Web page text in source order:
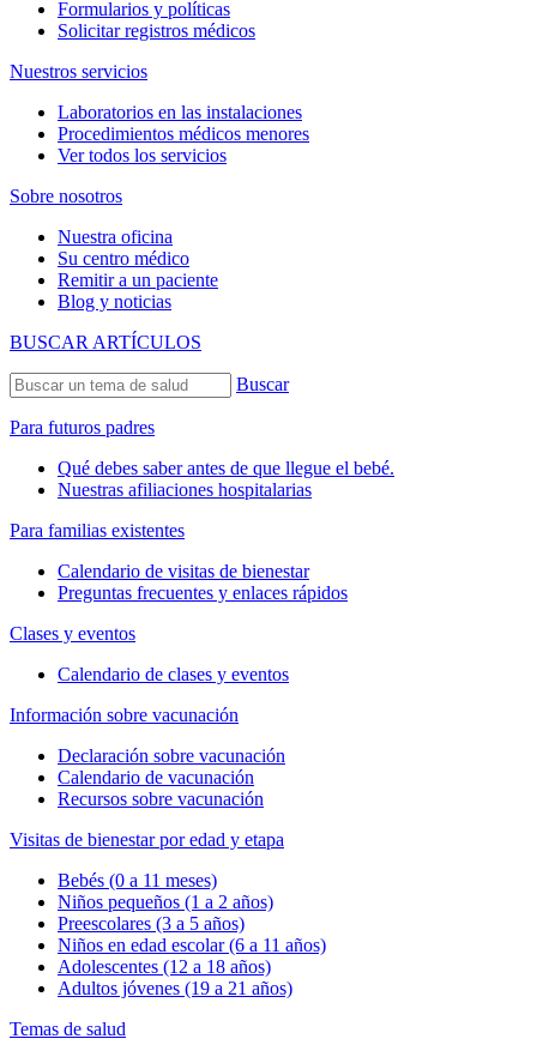
Formularios y políticas
Solicitar registros médicos
Nuestros servicios
Laboratorios en las instalaciones
Procedimientos médicos menores
Ver todos los servicios
Sobre nosotros
Nuestra oficina
Su centro médico
Remitir a un paciente
Blog y noticias
BUSCAR ARTÍCULOS
Buscar
Para futuros padres
Qué debes saber antes de que llegue el bebé.
Nuestras afiliaciones hospitalarias
Para familias existentes
Calendario de visitas de bienestar
Preguntas frecuentes y enlaces rápidos
Clases y eventos
Calendario de clases y eventos
Información sobre vacunación
Declaración sobre vacunación
Calendario de vacunación
Recursos sobre vacunación
Visitas de bienestar por edad y etapa
Bebés (0 a 11 meses)
Niños pequeños (1 a 2 años)
Preescolares (3 a 5 años)
Niños en edad escolar (6 a 11 años)
Adolescentes (12 a 18 años)
Adultos jóvenes (19 a 21 años)
Temas de salud